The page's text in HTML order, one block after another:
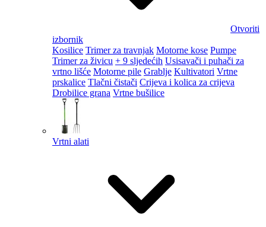
Otvoriti
izbornik
Kosilice Trimer za travnjak Motorne kose Pumpe
Trimer za živicu + 9 sljedećih Usisavači i puhači za
vrtno lišće Motorne pile Grablje Kultivatori Vrtne
prskalice Tlačni čistači Crijeva i kolica za crijeva
Drobilice grana Vrtne bušilice
Vrtni alati